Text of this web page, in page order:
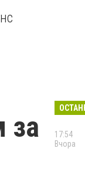
за
17:54
Вчора